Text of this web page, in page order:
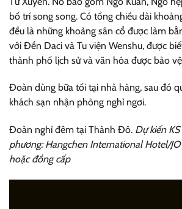
bố trí song song. Có tổng chiều dài
đều là những khoảng sân cổ được làm
với Đền Daci và Tu viện Wenshu, được
thành phố lịch sử và văn hóa được bảo
Đoàn dùng bữa tối tại nhà hàng, sau đó
khách sạn nhận phòng nghỉ ngơi.
Đoàn nghỉ đêm tại Thành Đô. Dự kiến
phương: Hangchen International Hotel/
hoặc đồng cấp